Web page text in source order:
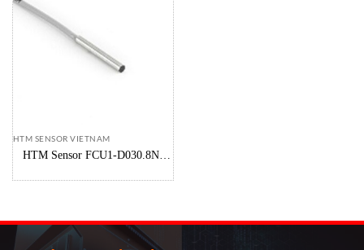
HTM SENSOR VIETNAM
HTM Sensor FCU1-D030.8N-
ứng DC